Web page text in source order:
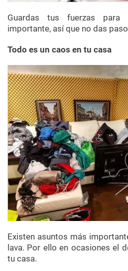
Guardas tus fuerzas para
importante, así que no das
Todo es un caos en tu casa
Existen asuntos más
lava. Por ello en ocasiones el
tu casa.